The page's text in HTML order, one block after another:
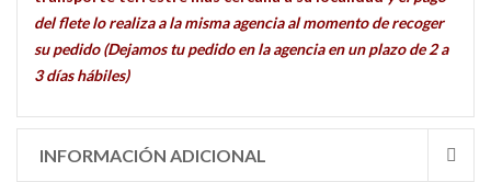
del flete lo realiza a la misma agencia al momento de recoger
su pedido (Dejamos tu pedido en la agencia en un plazo de 2 a
3 días hábiles)
INFORMACIÓN ADICIONAL